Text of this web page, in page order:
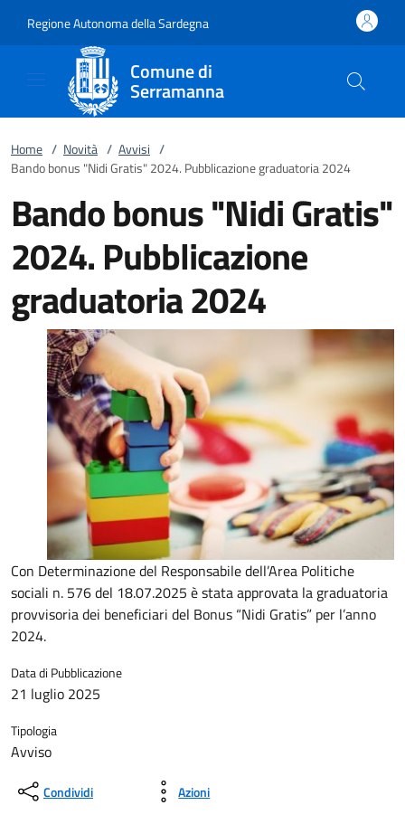
Regione Autonoma della Sardegna
Comune di
Serramanna
Home / Novità / Avvisi /
Bando bonus "Nidi Gratis" 2024. Pubblicazione graduatoria 2024
Bando bonus "Nidi Gratis"
2024. Pubblicazione
graduatoria 2024
Con Determinazione del Responsabile dell’Area Politiche
sociali n. 576 del 18.07.2025 è stata approvata la graduatoria
provvisoria dei beneficiari del Bonus “Nidi Gratis” per l’anno
2024.
Data di Pubblicazione
21 luglio 2025
Tipologia
Avviso
Condividi Azioni